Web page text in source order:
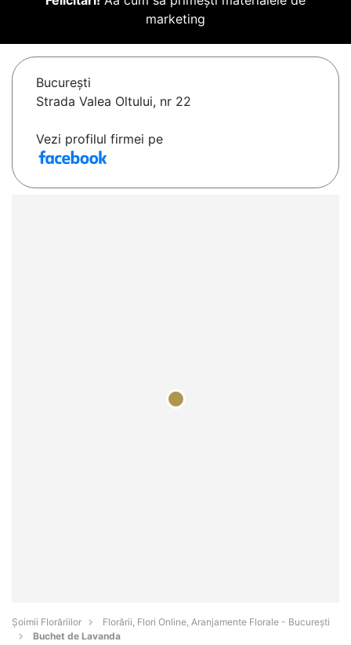
marketing
Bucureşti
Strada Valea Oltului, nr 22
Vezi profilul firmei pe
Șoimii Florăriilor
Florării, Flori Online, Aranjamente Florale - Bucureşti
Buchet de Lavanda